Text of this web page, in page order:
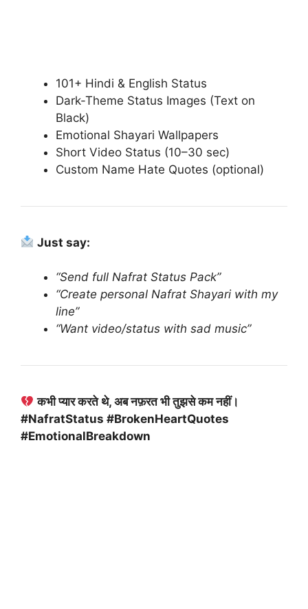
101+ Hindi & English Status
Dark-Theme Status Images (Text on
Black)
Emotional Shayari Wallpapers
Short Video Status (10–30 sec)
Custom Name Hate Quotes (optional)
Just say:
“Send full Nafrat Status Pack”
“Create personal Nafrat Shayari with my
line”
“Want video/status with sad music”
कभी प्यार करते थे, अब नफ़रत भी तुझसे कम नहीं।
#NafratStatus #BrokenHeartQuotes
#EmotionalBreakdown